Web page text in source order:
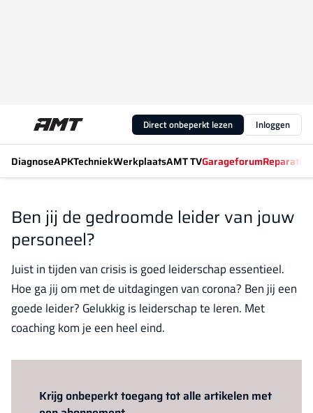
Direct onbeperkt lezen Inloggen
DiagnoseAPKTechniekWerkplaatsAMT TVGarageforum
Ben jij de gedroomde leider van jouw
personeel?
Juist in tijden van crisis is goed leiderschap essentieel.
Hoe ga jij om met de uitdagingen van corona? Ben jij een
goede leider? Gelukkig is leiderschap te leren. Met
coaching kom je een heel eind.
Krijg onbeperkt toegang tot alle artikelen met